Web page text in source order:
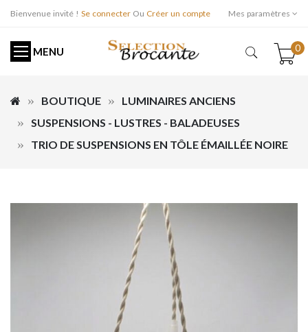
Bienvenue invité ! Se connecter Ou Créer un compte Mes paramètres
MENU 0
BOUTIQUE
LUMINAIRES ANCIENS
SUSPENSIONS - LUSTRES - BALADEUSES
TRIO DE SUSPENSIONS EN TÔLE ÉMAILLÉE NOIRE